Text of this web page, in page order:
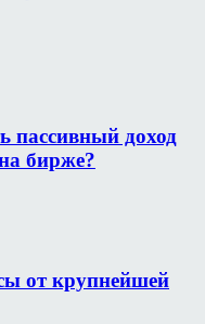
пассивный доход
бирже?
от крупнейшей